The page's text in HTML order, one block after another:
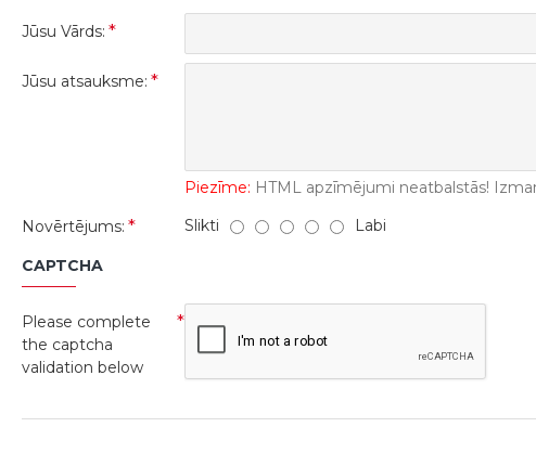
Jūsu Vārds:
Jūsu atsauksme:
Piezīme: HTML apzīmējumi neatbalstās!
Novērtējums:
Slikti Labi
CAPTCHA
Please complete
the captcha
validation below